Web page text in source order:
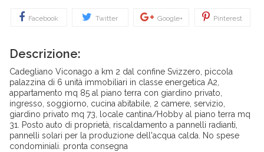
Facebook Twitter Google+ Pinterest
Descrizione:
Cadegliano Viconago a km 2 dal confine Svizzero, piccola
palazzina di 6 unità immobiliari in classe energetica A2,
appartamento mq 85 al piano terra con giardino privato,
ingresso, soggiorno, cucina abitabile, 2 camere, servizio,
giardino privato mq 73, locale cantina/Hobby al piano terra mq
31. Posto auto di proprietà, riscaldamento a pannelli radianti,
pannelli solari per la produzione dell'acqua calda. No spese
condominiali. pronta consegna